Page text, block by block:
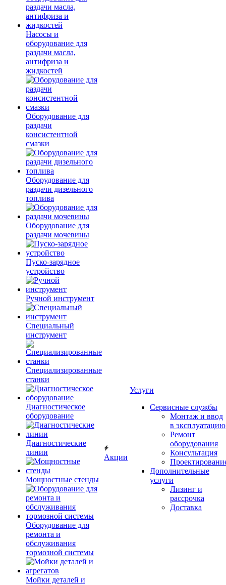
Насосы и
оборудование для
раздачи масла,
антифриза и
жидкостей
Оборудование для
раздачи
консистентной
смазки
Оборудование для
раздачи дизельного
топлива
Оборудование для
раздачи мочевины
Пуско-зарядное
устройство
Ручной инструмент
Специальный
инструмент
Специализированные
станки
Диагностическое
оборудование
Диагностические
линии
Мощностные стенды
Оборудование для
ремонта и
обслуживания
тормозной системы
Мойки деталей и
Акции
Услуги
Сервисные службы
Монтаж и ввод
в эксплуатацию
Ремонт
оборудования
Консультация
Дополнительные
услуги
Лизинг и
рассрочка
Доставка